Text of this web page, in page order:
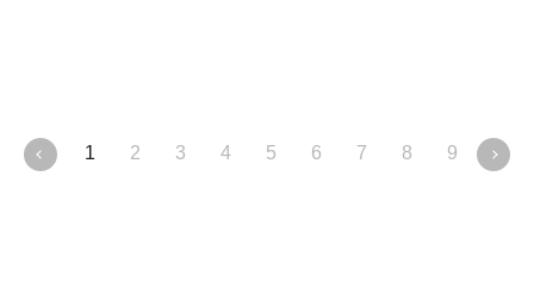
1 2 3 4 5 6 7 8 9 10